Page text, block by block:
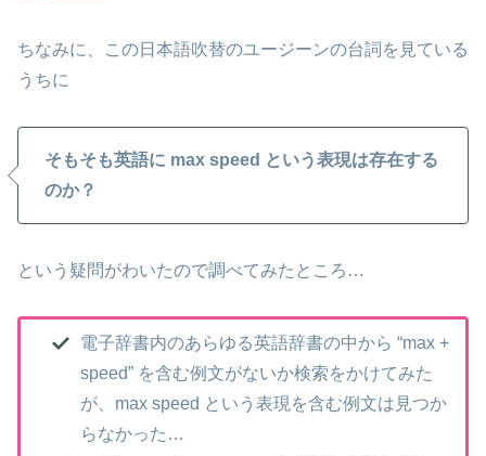
ちなみに、この日本語吹替のユージーンの台詞を見ている
うちに
そもそも英語に max speed という表現は存在する
のか？
という疑問がわいたので調べてみたところ…
電子辞書内のあらゆる英語辞書の中から “max +
speed” を含む例文がないか検索をかけてみた
が、max speed という表現を含む例文は見つか
らなかった…